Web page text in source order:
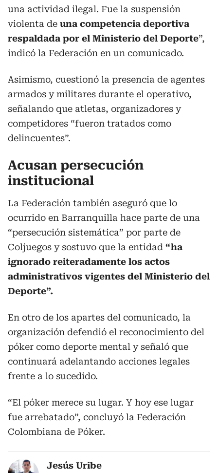
una actividad ilegal. Fue la suspensión
violenta de una competencia deportiva
respaldada por el Ministerio del Deporte”,
indicó la Federación en un comunicado.
Asimismo, cuestionó la presencia de agentes
armados y militares durante el operativo,
señalando que atletas, organizadores y
competidores “fueron tratados como
delincuentes”.
Acusan persecución
institucional
La Federación también aseguró que lo
ocurrido en Barranquilla hace parte de una
“persecución sistemática” por parte de
Coljuegos y sostuvo que la entidad “ha
ignorado reiteradamente los actos
administrativos vigentes del Ministerio del
Deporte”.
En otro de los apartes del comunicado, la
organización defendió el reconocimiento del
póker como deporte mental y señaló que
continuará adelantando acciones legales
frente a lo sucedido.
“El póker merece su lugar. Y hoy ese lugar
fue arrebatado”, concluyó la Federación
Colombiana de Póker.
Jesús Uribe